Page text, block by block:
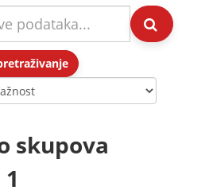
skupova